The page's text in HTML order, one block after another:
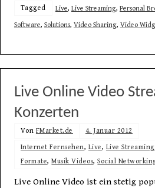
Tagged Live, Live Streaming, Personal
Software, Solutions, Video Sharing, Video
Live Online Video
Konzerten
Von FMarket.de 4. Januar 2012
Internet Fernsehen, Live, Live Streaming
Formate,Musik Videos,Social
Live Online Video ist ein stetig